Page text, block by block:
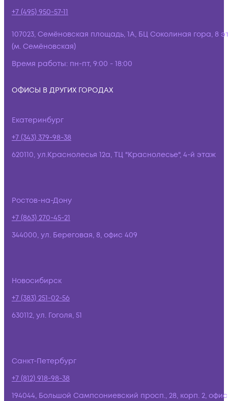
+7 (495) 950-57-11
107023, Семёновская площадь, 1А, БЦ Соколиная гора, 8
(м. Семёновская)
Время работы: пн-пт, 9:00 - 18:00
ОФИСЫ В ДРУГИХ ГОРОДАХ
Екатеринбург
+7 (343) 379-98-38
620110, ул.Краснолесья 12а, ТЦ "Краснолесье", 4-й этаж
Ростов-на-Дону
+7 (863) 270-45-21
344000, ул. Береговая, 8, офис 409
Новосибирск
+7 (383) 251-02-56
630112, ул. Гоголя, 51
Санкт-Петербург
+7 (812) 918-98-38
194044, Большой Сампсониевский просп., 28, корп. 2,